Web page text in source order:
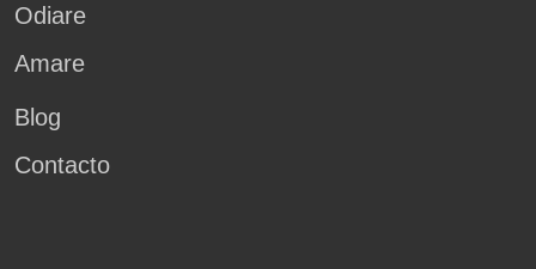
Odiare
Amare
Blog
Contacto